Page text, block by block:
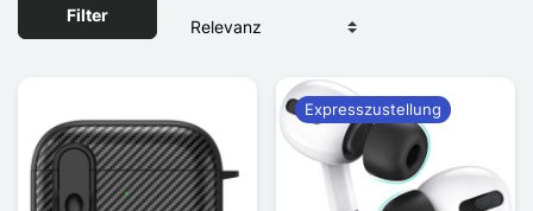
Filter
Expresszustellung